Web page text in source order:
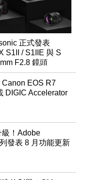
正式發表
S1II / S1IIE 與 S
F2.8 鏡頭
EOS R7
DIGIC Accelerator
級！Adobe
發表 8 月功能更新